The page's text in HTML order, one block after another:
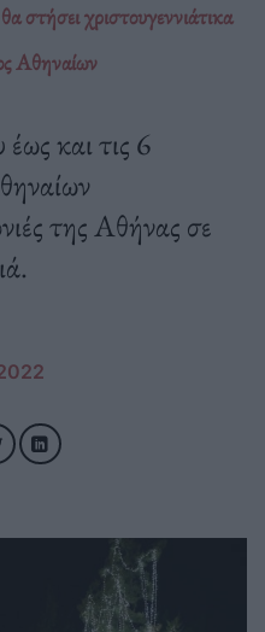
στήσει χριστουγεννιάτικα
Αθηναίων
και τις 6
της Αθήνας σε